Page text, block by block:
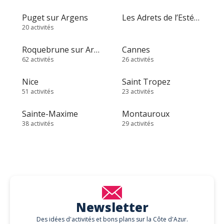
Puget sur Argens
20 activités
Les Adrets de l’Estérel
Roquebrune sur Argens
62 activités
Cannes
26 activités
Nice
51 activités
Saint Tropez
23 activités
Sainte-Maxime
38 activités
Montauroux
29 activités
Newsletter
Des idées d'activités et bons plans sur la Côte d'Azur.